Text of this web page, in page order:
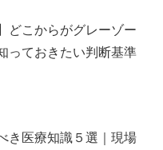
どこからがグレーゾー
っておきたい判断基準
き医療知識５選｜現場